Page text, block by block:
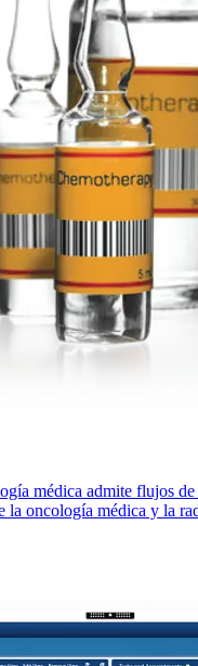
médica admite flujos
la oncología médica y la